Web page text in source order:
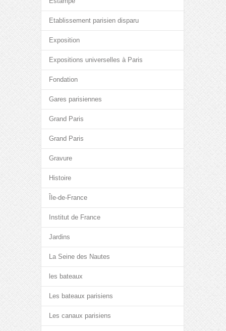
Etablissement parisien disparu
Exposition
Expositions universelles à Paris
Fondation
Gares parisiennes
Grand Paris
Grand Paris
Gravure
Histoire
Île-de-France
Institut de France
Jardins
La Seine des Nautes
les bateaux
Les bateaux parisiens
Les canaux parisiens